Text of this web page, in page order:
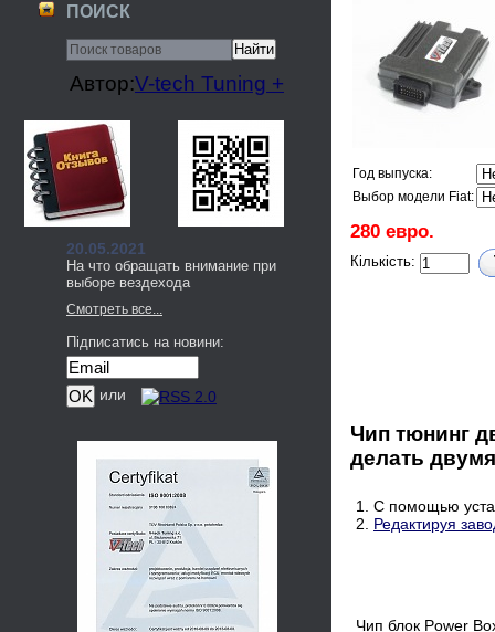
ПОИСК
Автор:V-tech Tuning +
20.05.2021
На что обращать внимание при
выборе вездехода
Смотреть все...
Підписатись на новини:
или
Год выпуска:
Выбор модели Fiat:
280 евро.
Кількість:
Чип тюнинг
делать
1. С помощью
2. Редактируя
Чип блок Power